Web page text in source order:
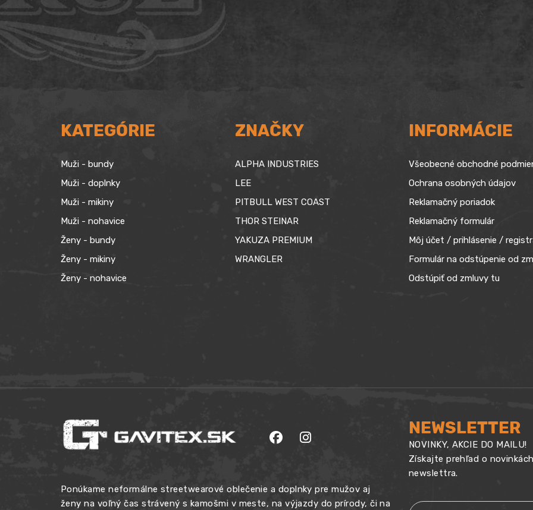
bola:
189,90 €.
je:
169,90 €.
KATEGÓRIE
Muži - bundy
Muži - doplnky
Muži - mikiny
Muži - nohavice
Ženy - bundy
Ženy - mikiny
Ženy - nohavice
ZNAČKY
ALPHA INDUSTRIES
LEE
PITBULL WEST COAST
THOR STEINAR
YAKUZA PREMIUM
WRANGLER
INFORMÁCIE
Všeobecné obchodné
Ochrana osobných údajov
Reklamačný poriadok
Reklamačný formulár
Môj účet / prihlásenie /
Formulár na odstúpenie od
Odstúpiť od zmluvy tu
Ponúkame neformálne streetwearové oblečenie a doplnky pre mužov aj
ženy na voľný čas strávený s kamošmi v meste, na výjazdy do prírody, či na
NEWSLETTER
NOVINKY, AKCIE DO MAILU!
Získajte prehľad o
newslettra.